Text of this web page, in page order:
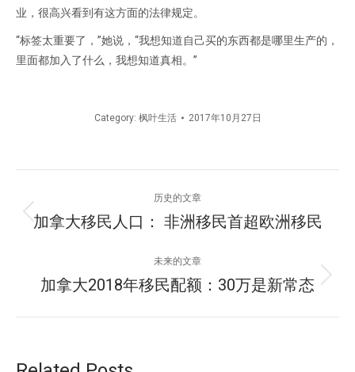
业，很高兴看到有这方面的法律规定。
“标签太重要了，”她说，“我想知道自己买的东西都是哪里生产的，
里面都加入了什么，我想知道真相。”
Category: 枫叶生活 2017年10月27日
章
航
历史的文章
历
的
文
加拿大移民人口： 非洲移民首超欧洲移民
未来的文章
未
加拿大2018年移民配额：30万是新常态